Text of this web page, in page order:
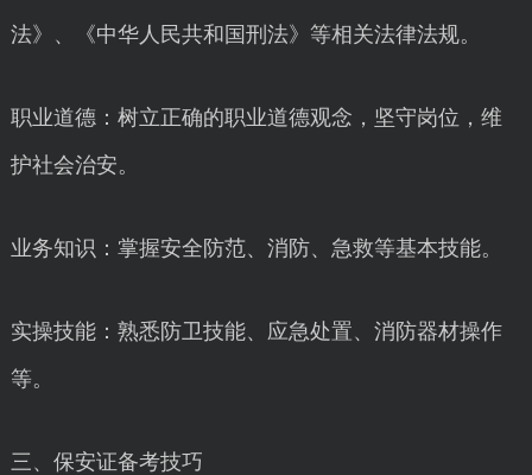
法》、《中华人民共和国刑法》等相关法律法规。
职业道德：树立正确的职业道德观念，坚守岗位，维
护社会治安。
业务知识：掌握安全防范、消防、急救等基本技能。
实操技能：熟悉防卫技能、应急处置、消防器材操作
等。
三、保安证备考技巧